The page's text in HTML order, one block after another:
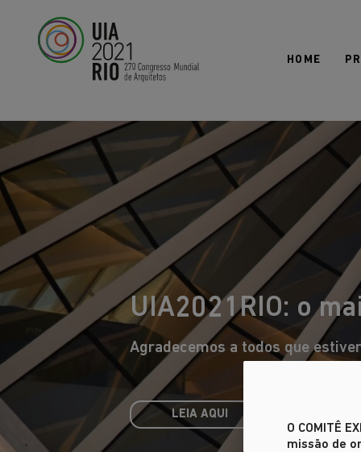
HOME
UIA2021RIO: o
Agradecemos a todos que
LEIA AQUI
ARQUITETURA 21
O COMITÊ
missão de